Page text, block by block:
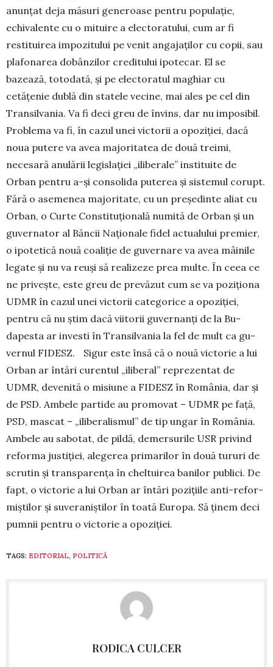
anunțat deja măsuri ge­ne­roase pentru populație,
echivalente cu o mituire a elec­toratului, cum ar fi
restituirea impozitului pe venit angajaților cu copii, sau
plafonarea dobânzilor cre­ditului ipotecar. El se
bazează, totodată, și pe elec­toratul maghiar cu
cetățenie dublă din statele ve­cine, mai ales pe cel din
Transilvania. Va fi deci greu de învins, dar nu imposibil.
Problema va fi, în cazul unei victorii a opoziției, dacă
noua putere va avea majoritatea de două treimi,
necesară anulării legis­la­ției „iliberale” instituite de
Orban pentru a-și con­so­lida puterea și sistemul corupt.
Fără o asemenea majoritate, cu un președinte aliat cu
Orban, o Curte Constituțională numită de Orban și un
guvernator al Băncii Naționale fidel actualului premier,
o ipotetică nouă coaliție de guvernare va avea mâinile
legate și nu va reuși să realizeze prea multe. În ceea ce
ne privește, este greu de prevăzut cum se va poziționa
UDMR în cazul unei victorii categorice a opoziției,
pentru că nu știm dacă viitorii guvernanți de la Bu­
dapesta ar investi în Transilvania la fel de mult ca gu­
vernul FIDESZ. Sigur este însă că o nouă vic­torie a lui
Orban ar întări curentul „iliberal” repre­zentat de
UDMR, devenită o misiune a FIDESZ în Româ­nia, dar și
de PSD. Ambele partide au pro­movat – UDMR pe față,
PSD, mascat – „ilibe­ralis­mul” de tip ungar în România.
Ambele au sabotat, de pildă, demersurile USR privind
reforma justiției, alegerea primarilor în două tururi de
scrutin și transparența în cheltuirea banilor publici. De
fapt, o victorie a lui Or­ban ar întări pozițiile anti-refor­
miștilor și suve­ra­niștilor în toată Europa. Să ținem deci
pumnii pentru o victorie a opoziției.
TAGS: EDITORIAL, POLITICĂ
RODICA CULCER